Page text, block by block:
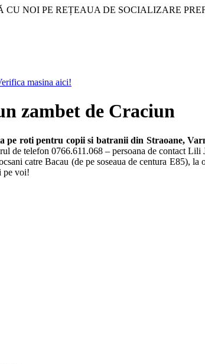
CU NOI PE REȚEAUA DE SOCIALIZARE
zambet de Craciun
pe roti pentru copii si batranii din Straoane,
de telefon 0766.611.068 – persoana de contact
catre Bacau (de pe soseaua de centura E85),
pe voi!